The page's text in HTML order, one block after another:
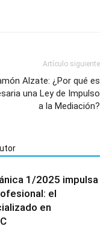
Artículo siguiente
Alzate: ¿Por qué es
una Ley de Impulso
a la Mediación?
1/2025 impulsa
el
en